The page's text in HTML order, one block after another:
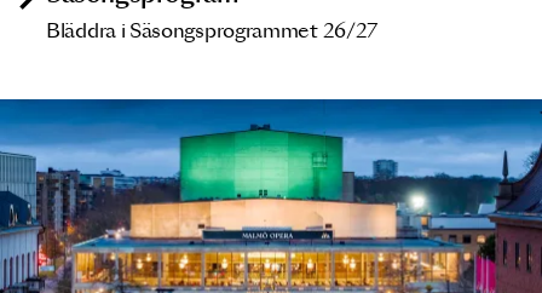
Bläddra i Säsongsprogrammet 26/27